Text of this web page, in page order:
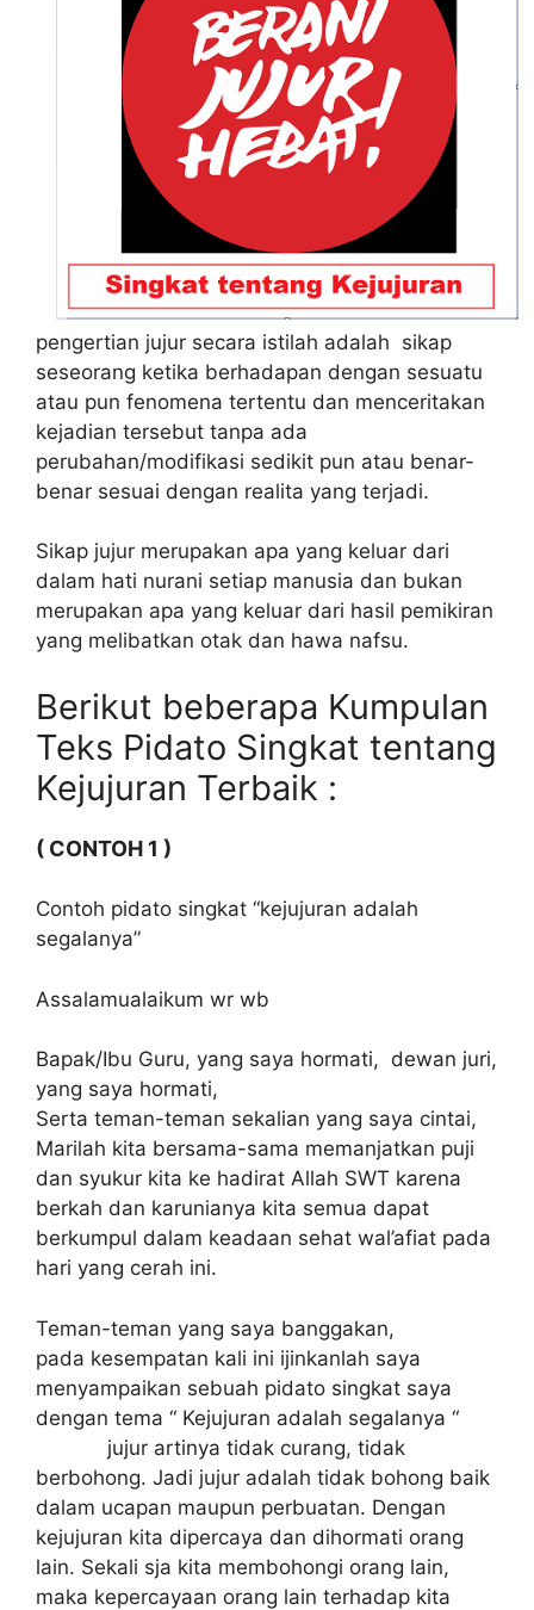
pengertian jujur secara istilah adalah sikap
seseorang ketika berhadapan dengan sesuatu
atau pun fenomena tertentu dan menceritakan
kejadian tersebut tanpa ada
perubahan/modifikasi sedikit pun atau benar-
benar sesuai dengan realita yang terjadi.
Sikap jujur merupakan apa yang keluar dari
dalam hati nurani setiap manusia dan bukan
merupakan apa yang keluar dari hasil pemikiran
yang melibatkan otak dan hawa nafsu.
Berikut beberapa Kumpulan
Teks Pidato Singkat tentang
Kejujuran Terbaik :
( CONTOH 1 )
Contoh pidato singkat “kejujuran adalah
segalanya”
Assalamualaikum wr wb
Bapak/Ibu Guru, yang saya hormati, dewan juri,
yang saya hormati,
Serta teman-teman sekalian yang saya cintai,
Marilah kita bersama-sama memanjatkan puji
dan syukur kita ke hadirat Allah SWT karena
berkah dan karunianya kita semua dapat
berkumpul dalam keadaan sehat wal’afiat pada
hari yang cerah ini.
Teman-teman yang saya banggakan,
pada kesempatan kali ini ijinkanlah saya
menyampaikan sebuah pidato singkat saya
dengan tema “ Kejujuran adalah segalanya “
jujur artinya tidak curang, tidak
berbohong. Jadi jujur adalah tidak bohong baik
dalam ucapan maupun perbuatan. Dengan
kejujuran kita dipercaya dan dihormati orang
lain. Sekali sja kita membohongi orang lain,
maka kepercayaan orang lain terhadap kita